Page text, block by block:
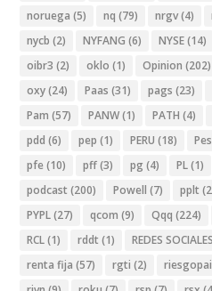
noruega (5) nq (79) nrgv(4)
nycb (2) NYFANG (6) NYSE(14)
oibr3 (2) oklo (1) Opinion (202)
oxy(24) Paas (31) pags (23)
Pam (57) PANW(1) PATH (4)
pdd (6) pep (1) PERU (18)
pfe (10) pff(3) pg (4) PL(1)
podcast (200) Powell (7) pplt
PYPL(27) qcom (9) Qqq (224)
RCL(1) rddt (1) REDES SOCIALES
renta fija (57) rgti (2)